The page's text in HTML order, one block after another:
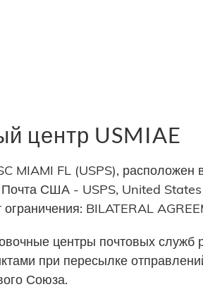
центр USMIAE
MIAMI FL (USPS),
США - USPS, United
BILATERAL
центры почтовых служб
при пересылке
Союза.